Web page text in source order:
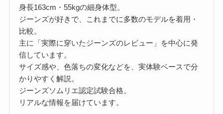
身長163cm・55kgの細身体型。
ジーンズが好きで、これまでに多数のモデルを着用・
比較。
主に「実際に穿いたジーンズのレビュー」を中心に発
信しています。
サイズ感や、色落ちの変化などを、実体験ベースで分
かりやすく解説。
ジーンズソムリエ認定試験合格。
リアルな情報を届けています。